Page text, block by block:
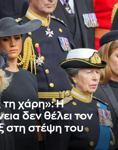
τη χάρη»: Η
δεν θέλει τον
στη στέψη του